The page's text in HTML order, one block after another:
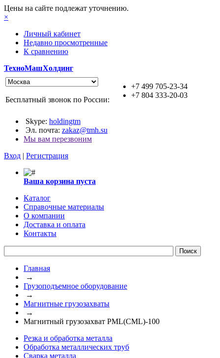
Цены на сайте подлежат уточнению.
×
Личный кабинет
Недавно просмотренные
К сравнению
ТехноМашХолдинг
+7 499 705-23-34
+7 804 333-20-03
Бесплатный звонок по России:
Skype: holdingtm
Эл. почта: zakaz@tmh.su
Мы вам перезвоним
Вход | Регистрация
Ваша корзина пуста
Каталог
Справочные материалы
О компании
Доставка и оплата
Контакты
Главная
→
Грузоподъемное оборудование
→
Магнитные грузозахваты
→
Магнитный грузозахват PML(CML)-100
Резка и обработка металла
Обработка металлических труб
Сварка металла